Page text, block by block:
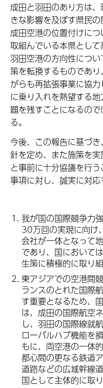
成田と羽田のあり方は
きな影響を及ぼす県民の
成田空港の位置付けに
取組んでいる本県として
羽田空港の方向性につ
策を転換するものであ
がらも再拡張事業に協
に乗り入れを熱望する
題を残すことになるの
る。
今後、この報告に基づ
針を定め、また施策を
と事前に十分協議を行
事項に対し、誠実に対応
我が国の国際競争力
30万回の実現に向け
会社が一体となって
であり、国において
生策に積極的に取り
東アジアでの空港間
ランスのとれた国際
す重要となるため、
は、成田の国際航空
し、羽田の国際線就
ローバルハブ機能を
もに、両空港の一体
都心間の更なる鉄道
道路などの広域幹線
国として主体的に取